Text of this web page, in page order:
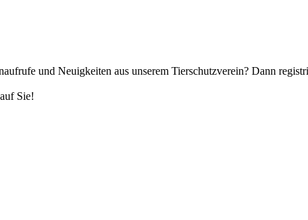
und Neuigkeiten aus unserem Tierschutzverein? Dann
Sie!